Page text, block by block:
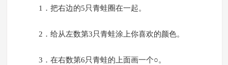
1．把右边的5只青蛙圈在一起。
2．给从左数第3只青蛙涂上你喜欢的颜色。
3．在右数第6只青蛙的上面画一个○。